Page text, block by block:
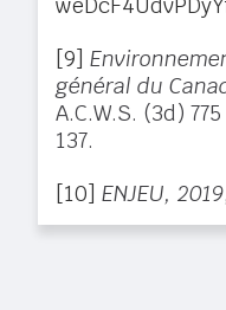
[9]
général du
A.C.W.S. (3d)
137.
[10] ENJEU, 2019